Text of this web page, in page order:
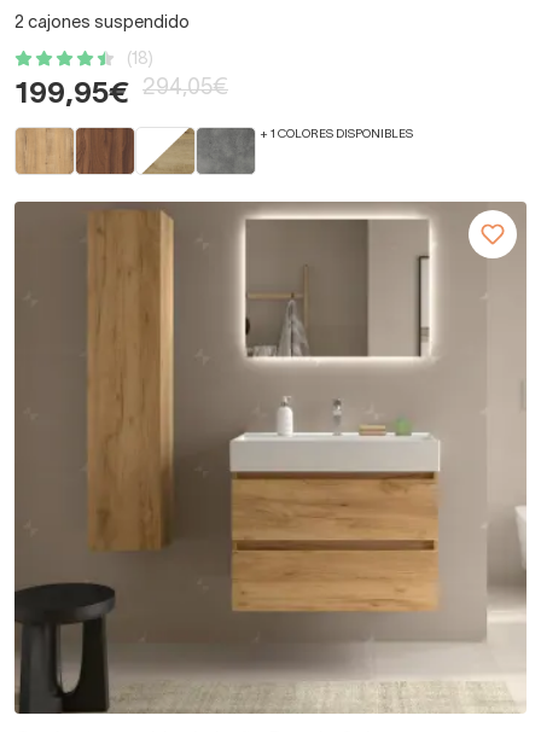
2 cajones suspendido
(18)
199,95€ 294,05€
+ 1 COLORES DISPONIBLES